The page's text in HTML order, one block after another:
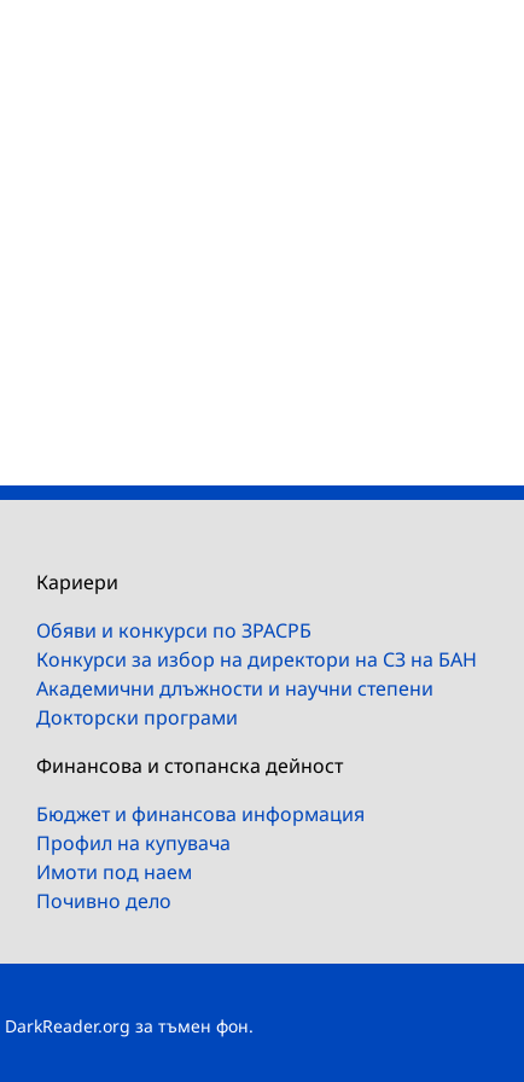
Кариери
Обяви и конкурси по ЗРАСРБ
Конкурси за избор на директори на СЗ на БАН
Академични длъжности и научни степени
Докторски програми
Финансова и стопанска дейност
Бюджет и финансова информация
Профил на купувача
Имоти под наем
Почивно дело
DarkReader.org за тъмен фон.